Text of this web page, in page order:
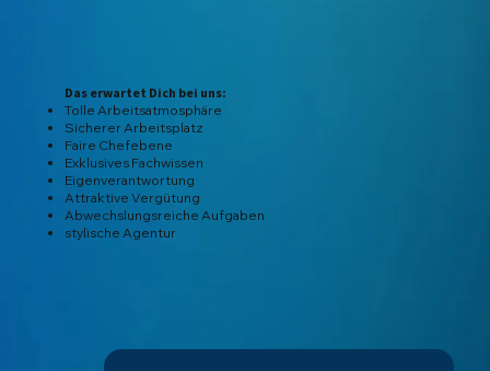
Das erwartet Dich bei uns:
Tolle Arbeitsatmosphäre
Sicherer Arbeitsplatz
Faire Chefebene
Exklusives Fachwissen
Eigenverantwortung
Attraktive Vergütung
Abwechslungsreiche Aufgaben
stylische Agentur